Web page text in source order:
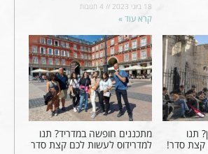
18 ביוני 2023
קרא עוד »
תנו
קצת סדר!
מתכננים חופשה במדריד? תנו
למדרידוס לעשות לכם קצת סדר